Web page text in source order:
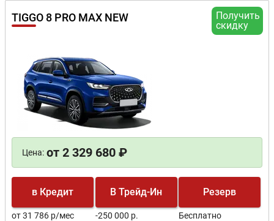
Получить
скидку
TIGGO 8 PRO MAX NEW
Цена: от 2 329 680 ₽
в Кредит
от 31 786 р/мес
В Трейд-Ин
-250 000 р.
Резерв
Бесплатно